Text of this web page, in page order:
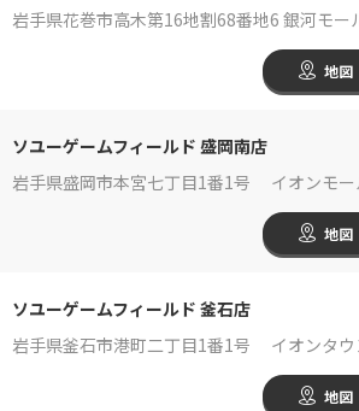
岩手県花巻市高木第16地割68番地6 銀河モー
地図
ソユーゲームフィールド 盛岡南店
岩手県盛岡市本宮七丁目1番1号 イオンモー
地図
ソユーゲームフィールド 釜石店
岩手県釜石市港町二丁目1番1号 イオンタウ
地図